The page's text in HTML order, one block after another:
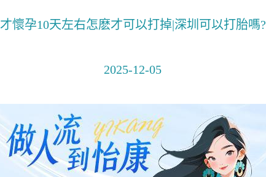
才懷孕10天左右怎麽才可以打掉|深圳可以打胎嗎?
2025-12-05